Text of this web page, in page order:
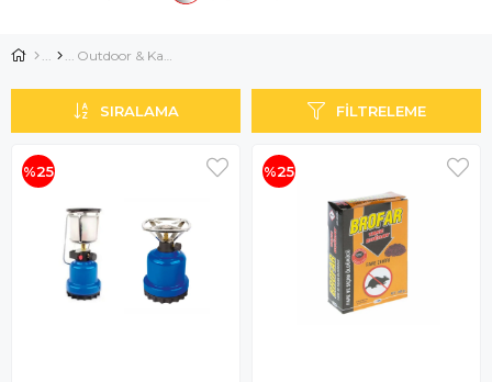
Outdoor & Kamp
FILTRELEME
SIRALAMA
%25 %25